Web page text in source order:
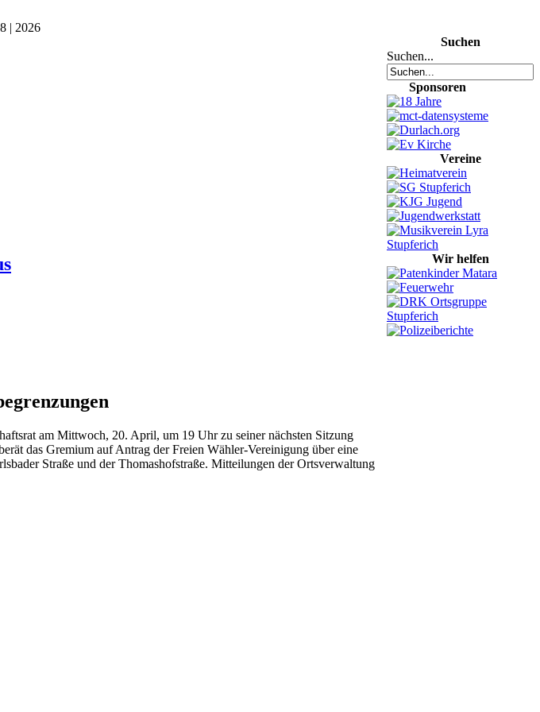
| 2026
am Mittwoch, 20. April, um 19 Uhr zu seiner nächsten Sitzung
das Gremium auf Antrag der Freien Wähler-Vereinigung über eine
Straße und der Thomashofstraße. Mitteilungen der Ortsverwaltung
Suchen
Suchen...
Sponsoren
Vereine
Wir helfen